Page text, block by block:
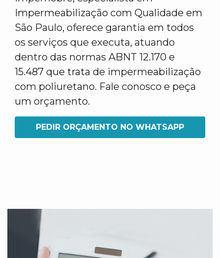
Impermeabilização com Qualidade em
São Paulo, oferece garantia em todos
os serviços que executa, atuando
dentro das normas ABNT 12.170 e
15.487 que trata de impermeabilização
com poliuretano. Fale conosco e peça
um orçamento.
PEDIR ORÇAMENTO NO WHATSAPP